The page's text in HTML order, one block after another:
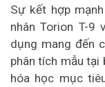
Sự kết hợp
nhân Torion T-9
dụng mang đến
phân tích mẫu tại
hóa học mục